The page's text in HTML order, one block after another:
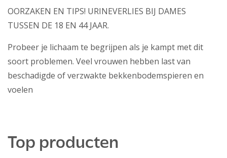
OORZAKEN EN TIPS! URINEVERLIES BIJ DAMES
TUSSEN DE 18 EN 44 JAAR.
Probeer je lichaam te begrijpen als je kampt met dit
soort problemen. Veel vrouwen hebben last van
beschadigde of verzwakte bekkenbodemspieren en
voelen
Top producten